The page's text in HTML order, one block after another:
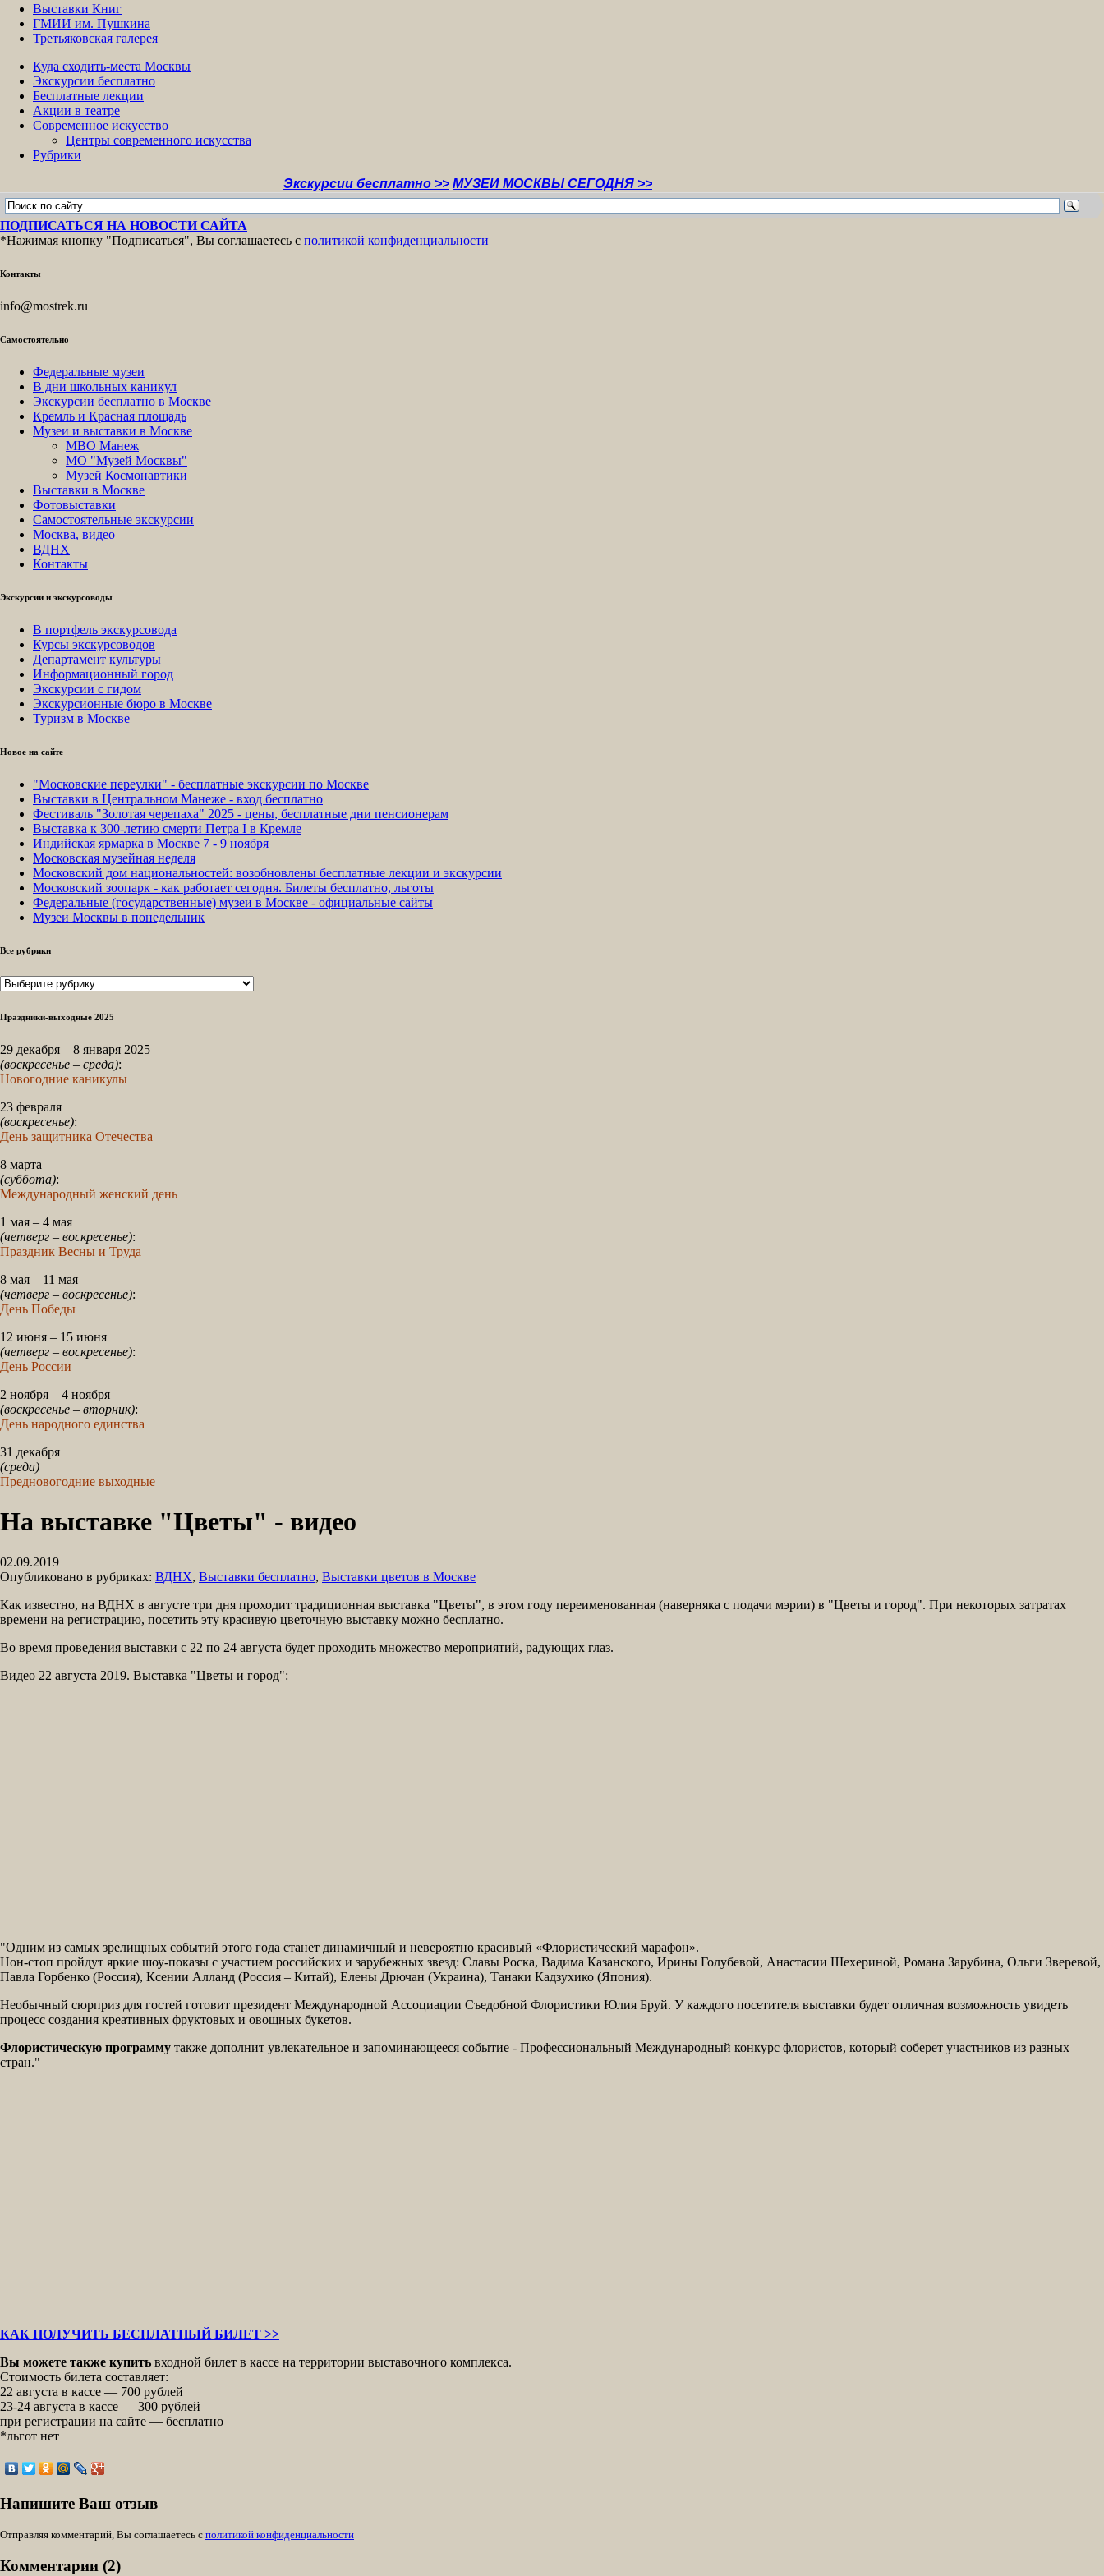
Выставки Книг
ГМИИ им. Пушкина
Третьяковская галерея
Куда сходить-места Москвы
Экскурсии бесплатно
Бесплатные лекции
Акции в театре
Современное искусство
Центры современного искусства
Рубрики
Экскурсии бесплатно >> МУЗЕИ МОСКВЫ СЕГОДНЯ >>
ПОДПИСАТЬСЯ НА НОВОСТИ САЙТА
*Нажимая кнопку "Подписаться", Вы соглашаетесь с политикой конфиденциальности
Контакты
info@mostrek.ru
Самостоятельно
Федеральные музеи
В дни школьных каникул
Экскурсии бесплатно в Москве
Кремль и Красная площадь
Музеи и выставки в Москве
МВО Манеж
МО "Музей Москвы"
Музей Космонавтики
Выставки в Москве
Фотовыставки
Самостоятельные экскурсии
Москва, видео
ВДНХ
Контакты
Экскурсии и экскурсоводы
В портфель экскурсовода
Курсы экскурсоводов
Департамент культуры
Информационный город
Экскурсии с гидом
Экскурсионные бюро в Москве
Туризм в Москве
Новое на сайте
"Московские переулки" - бесплатные экскурсии по Москве
Выставки в Центральном Манеже - вход бесплатно
Фестиваль "Золотая черепаха" 2025 - цены, бесплатные дни пенсионерам
Выставка к 300-летию смерти Петра I в Кремле
Индийская ярмарка в Москве 7 - 9 ноября
Московская музейная неделя
Московский дом национальностей: возобновлены бесплатные лекции и экскурсии
Московский зоопарк - как работает сегодня. Билеты бесплатно, льготы
Федеральные (государственные) музеи в Москве - официальные сайты
Музеи Москвы в понедельник
Все рубрики
Все
Праздники-выходные 2025
29 декабря – 8 января 2025
(воскресенье – среда):
Новогодние каникулы
23 февраля
(воскресенье):
День защитника Отечества
8 марта
(суббота):
Международный женский день
1 мая – 4 мая
(четверг – воскресенье):
Праздник Весны и Труда
8 мая – 11 мая
(четверг – воскресенье):
День Победы
12 июня – 15 июня
(четверг – воскресенье):
День России
2 ноября – 4 ноября
(воскресенье – вторник):
День народного единства
31 декабря
(среда)
Предновогодние выходные
На выставке "Цветы" - видео
02.09.2019
Опубликовано в рубриках: ВДНХ, Выставки бесплатно, Выставки цветов в Москве
Как известно, на ВДНХ в августе три дня проходит традиционная выставка "Цветы", в этом году переименованная (наверняка с подачи мэрии) в "Цветы и город". При некоторых затратах
времени на регистрацию, посетить эту красивую цветочную выставку можно бесплатно.
Во время проведения выставки с 22 по 24 августа будет проходить множество мероприятий, радующих глаз.
Видео 22 августа 2019. Выставка "Цветы и город":
"Одним из самых зрелищных событий этого года станет динамичный и невероятно красивый «Флористический марафон».
Нон-стоп пройдут яркие шоу-показы с участием российских и зарубежных звезд: Славы Роска, Вадима Казанского, Ирины Голубевой, Анастасии Шехериной, Романа Зарубина, Ольги Зверевой,
Павла Горбенко (Россия), Ксении Алланд (Россия – Китай), Елены Дрючан (Украина), Танаки Кадзухико (Япония).
Необычный сюрприз для гостей готовит президент Международной Ассоциации Съедобной Флористики Юлия Бруй. У каждого посетителя выставки будет отличная возможность увидеть
процесс создания креативных фруктовых и овощных букетов.
Флористическую программу также дополнит увлекательное и запоминающееся событие - Профессиональный Международный конкурс флористов, который соберет участников из разных
стран."
КАК ПОЛУЧИТЬ БЕСПЛАТНЫЙ БИЛЕТ >>
Вы можете также купить входной билет в кассе на территории выставочного комплекса.
Стоимость билета составляет:
22 августа в кассе — 700 рублей
23-24 августа в кассе — 300 рублей
при регистрации на сайте — бесплатно
*льгот нет
Напишите Ваш отзыв
Отправляя комментарий, Вы соглашаетесь с политикой конфиденциальности
Комментарии (2)